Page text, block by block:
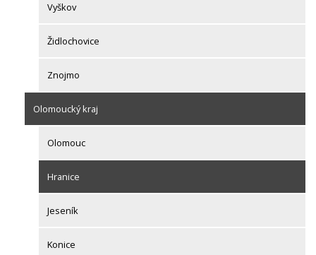
Vyškov
Židlochovice
Znojmo
Olomoucký kraj
Olomouc
Hranice
Jeseník
Konice